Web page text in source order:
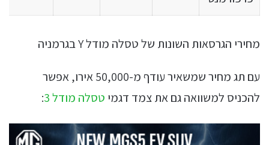
מחירי הגרסאות השונות של טסלה מודל Y בגרמניה
עם תג מחיר שמשאיר עודף מ-50,000 אירו, אפשר
להכניס למשוואה גם את צמד דגמי טסלה מודל 3 :